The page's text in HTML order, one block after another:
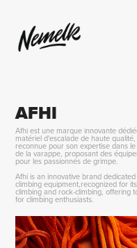
AFHI
Afhi est une marque innovante
matériel d'escalade de haute qualité,
reconnue pour son expertise dans
de la varappe, proposant des
pour les passionnés de grimpe.
Afhi is an innovative brand
climbing equipment,recognized for
climbing and rock-climbing, offering
for climbing enthusiasts.